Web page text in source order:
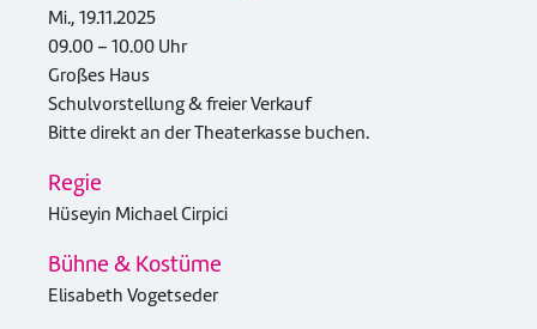
Mi., 19.11.2025
09.00 – 10.00 Uhr
Großes Haus
Schulvorstellung & freier Verkauf
Bitte direkt an der Theaterkasse buchen.
Regie
Hüseyin Michael Cirpici
Bühne & Kostüme
Elisabeth Vogetseder